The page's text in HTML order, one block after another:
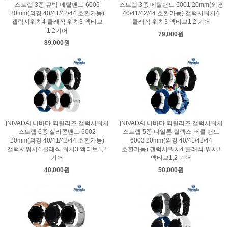
스트랩 3종 큐빅 메탈밴드 6006
20mm(외경 40/41/42/44 호환가능)
갤럭시워치4 클래식 워치3 액티브
1,2기어
89,000원
스트랩 3종 메탈밴드 6001 20mm(외경
40/41/42/44 호환가능) 갤럭시워치4
클래식 워치3 액티브1,2 기어
79,000원
[NIVADA] 니바다 퀵릴리즈 갤럭시워치
스트랩 6종 실리콘밴드 6002
20mm(외경 40/41/42/44 호환가능)
갤럭시워치4 클래식 워치3 액티브1,2
기어
40,000원
[NIVADA] 니바다 퀵릴리즈 갤럭시워치
스트랩 5종 나일론 릴렉스 버클 밴드
6003 20mm(외경 40/41/42/44
호환가능) 갤럭시워치4 클래식 워치3
액티브1,2 기어
50,000원